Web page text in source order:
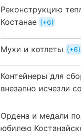
Реконструкцию
Костанае
+6
Мухи и котлеты +6
Контейнеры для
внезапно исчезли
Ордена и медали
юбилею